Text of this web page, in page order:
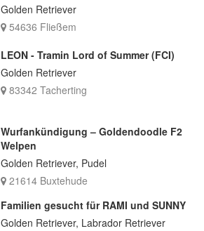
Golden Retriever
54636 Fließem
LEON - Tramin Lord of Summer (FCI)
Golden Retriever
83342 Tacherting
Wurfankündigung – Goldendoodle F2
Welpen
Golden Retriever, Pudel
21614 Buxtehude
Familien gesucht für RAMI und SUNNY
Golden Retriever, Labrador Retriever